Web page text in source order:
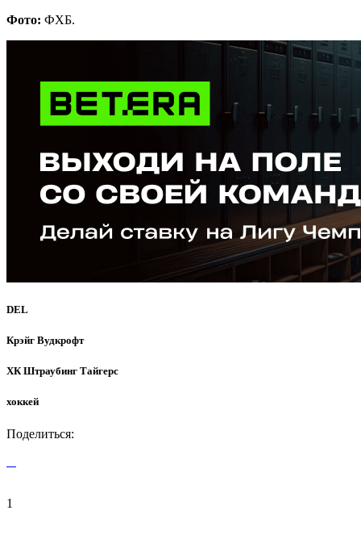
Фото: ФХБ.
DEL
Крэйг Вудкрофт
ХК Штраубинг Тайгерс
хоккей
Поделиться:
1